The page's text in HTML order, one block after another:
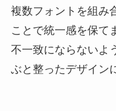
複数フォントを組み
ことで統一感を保て
不一致にならないよ
ぶと整ったデザイン